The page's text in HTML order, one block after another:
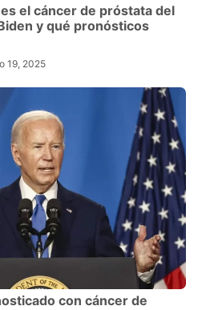
el cáncer de próstata del
y qué pronósticos
19, 2025
con cáncer de